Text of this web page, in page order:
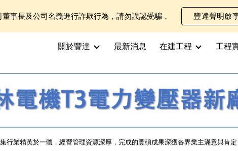
content Skip to navigation
事長及公司名義進行詐欺行為，請勿誤認受騙． 豐達聲明啟
關於豐達 最新消息 在建工程 工程
行業精英於一體，經營管理資源深厚，完成的豐碩成果深獲各界業主滿意與肯定